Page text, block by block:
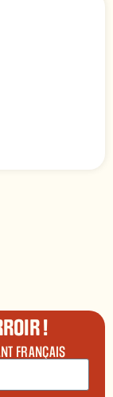
!
FRANÇAIS